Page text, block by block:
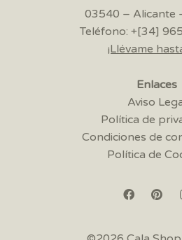
03540 – Alicante
Teléfono: +[34]
¡Llévame
Enlaces
Aviso
Política de
Condiciones de
Política de